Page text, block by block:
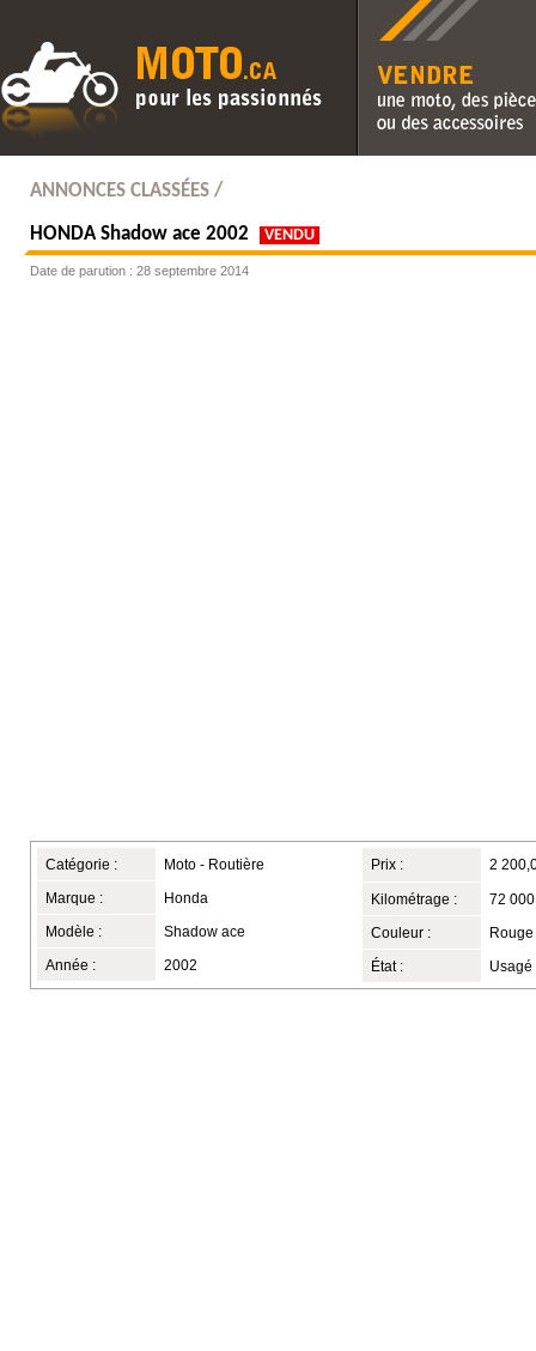
Vendre une moto, des
des accessoires
ANNONCES CLASSÉES /
HONDAShadow ace 2002 VENDU
Date de parution : 28 septembre 2014
Catégorie : Moto - Routière
Marque : Honda
Modèle : Shadow ace
Année : 2002
Prix : 2
Kilométrage : 72
Couleur :
État : Usagé